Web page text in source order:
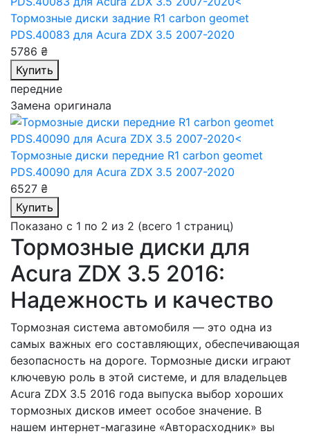
Тормозные диски задние R1 carbon geomet
PDS.40083 для Acura ZDX 3.5 2007-2020
5786 ₴
Купить
передние
Замена оригинала
Тормозные диски передние R1 carbon geomet
PDS.40090 для Acura ZDX 3.5 2007-2020
6527 ₴
Купить
Показано с 1 по 2 из 2 (всего 1 страниц)
Тормозные диски для
Acura ZDX 3.5 2016:
Надежность и качество
Тормозная система автомобиля — это одна из
самых важных его составляющих, обеспечивающая
безопасность на дороге. Тормозные диски играют
ключевую роль в этой системе, и для владельцев
Acura ZDX 3.5 2016 года выпуска выбор хороших
тормозных дисков имеет особое значение. В
нашем интернет-магазине «Авторасходник» вы